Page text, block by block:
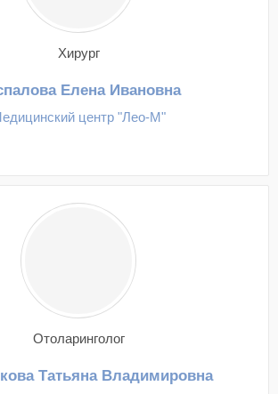
Хирург
Елена Ивановна
центр "Лео-М"
Отоларинголог
Татьяна Владимировна